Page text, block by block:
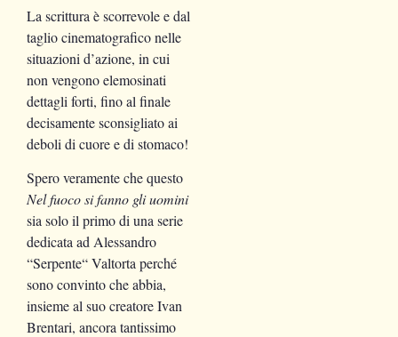
La scrittura è scorrevole e dal
taglio cinematografico nelle
situazioni d’azione, in cui
non vengono elemosinati
dettagli forti, fino al finale
decisamente sconsigliato ai
deboli di cuore e di stomaco!
Spero veramente che questo
Nel fuoco si fanno gli uomini
sia solo il primo di una serie
dedicata ad Alessandro
“Serpente“ Valtorta perché
sono convinto che abbia,
insieme al suo creatore Ivan
Brentari, ancora tantissimo